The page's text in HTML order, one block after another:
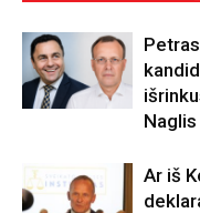
Ar iš